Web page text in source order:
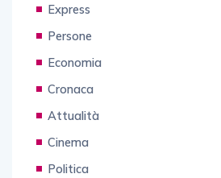
Express
Persone
Economia
Cronaca
Attualità
Cinema
Politica